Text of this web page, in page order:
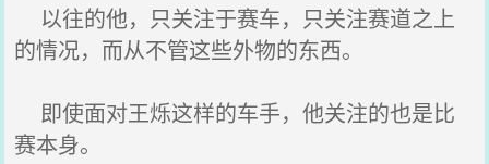
以往的他，只关注于赛车，只关注赛道之上
的情况，而从不管这些外物的东西。
即使面对王烁这样的车手，他关注的也是比
赛本身。